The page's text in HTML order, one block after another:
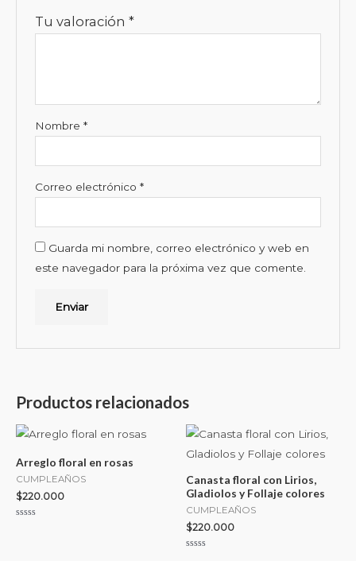
Tu valoración *
Nombre *
Correo electrónico *
Guarda mi nombre, correo electrónico y web en
este navegador para la próxima vez que comente.
Productos relacionados
Arreglo floral en rosas
CUMPLEAÑOS
$220.000
Canasta floral con Lirios,
Gladiolos y Follaje colores
CUMPLEAÑOS
$220.000